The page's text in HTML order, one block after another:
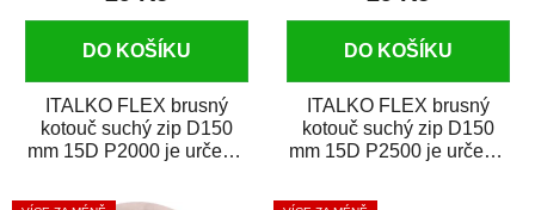
ů
DO KOŠÍKU
ITALKO FLEX brusný
kotouč suchý zip D150
mm 15D P2000 je určen k
lakovaného...
DO KOŠÍKU
ITALKO FLEX brusný
kotouč suchý zip D150
mm 15D P2500 je určen k
lakovaného...